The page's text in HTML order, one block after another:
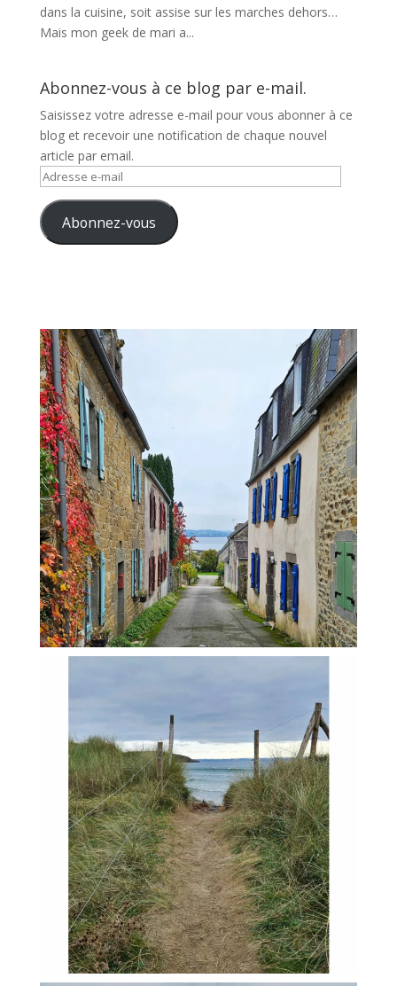
dans la cuisine, soit assise sur les marches dehors…
Mais mon geek de mari a...
Abonnez-vous à ce blog par e-mail.
Saisissez votre adresse e-mail pour vous abonner à ce
blog et recevoir une notification de chaque nouvel
article par email.
Adresse
mail Abonnez-vous